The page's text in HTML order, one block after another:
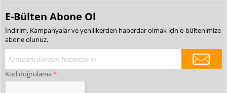
E-Bülten Abone Ol
İndirim, Kampanyalar ve yenilikerden haberdar olmak için e-bültenimize
abone olunuz.
Kod doğrulama